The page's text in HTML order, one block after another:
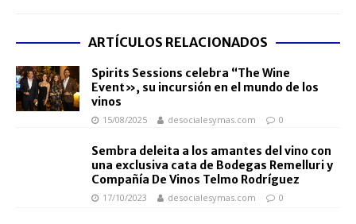
ARTÍCULOS RELACIONADOS
Spirits Sessions celebra “The Wine
Event», su incursión en el mundo de los
vinos
15/08/2025 desocialesymas.com 0
Sembra deleita a los amantes del vino con
una exclusiva cata de Bodegas Remelluri y
Compañía De Vinos Telmo Rodríguez
17/10/2023 desocialesymas.com 0